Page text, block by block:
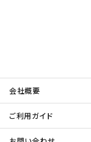
会社概要
ご利用ガイド